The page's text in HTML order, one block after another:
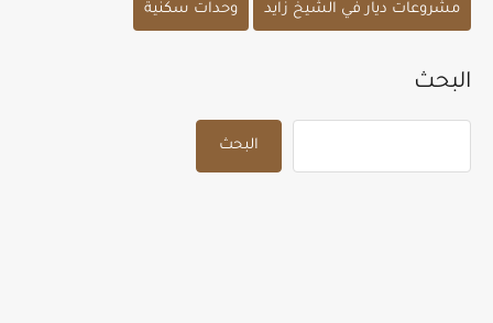
مشروعات ديار في الشيخ زايد وحدات سكنية
البحث
البحث